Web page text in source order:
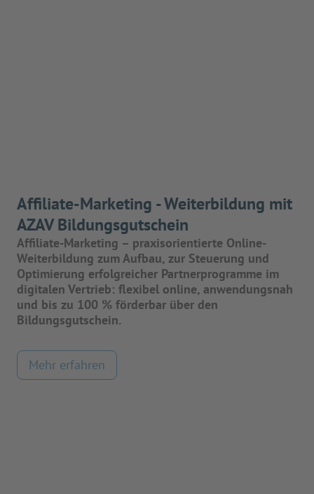
Affiliate-Marketing - Weiterbildung mit
AZAV Bildungsgutschein
Affiliate-Marketing – praxisorientierte Online-
Weiterbildung zum Aufbau, zur Steuerung und
Optimierung erfolgreicher Partnerprogramme im
digitalen Vertrieb: flexibel online, anwendungsnah
und bis zu 100 % förderbar über den
Bildungsgutschein.
Mehr erfahren